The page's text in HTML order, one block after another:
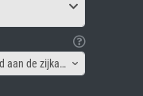
Canvas lijst - Afbeelding gespiegeld aan de zijkant